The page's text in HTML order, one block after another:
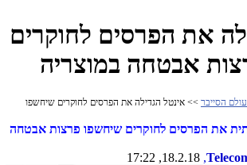
את הפרסים לחוקרים
אבטחה במוצריה
הסייבר >> אינטל הגדילה את הפרסים לחוקרים שיחשפו
את הפרסים לחוקרים שיחשפו פרצות אבטחה
,